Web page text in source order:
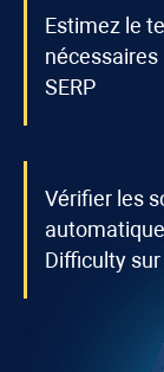
Estimez le
nécessaires
SERP
Vérifier les
Difficulty